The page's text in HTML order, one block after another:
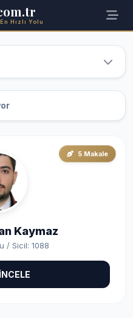
Hızlı Yolu
5 Makale
Kaymaz
/ Sicil: 1088